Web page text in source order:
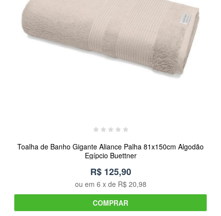
Toalha de Banho Gigante Aliance Palha 81x150cm Algodão
Egípcio Buettner
R$ 125,90
ou em 6 x de R$ 20,98
COMPRAR